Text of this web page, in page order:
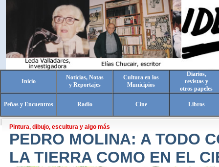
Inicio
Noticias, Notas
y Reportajes
Cultura en los
Municipios
Diarios,
revistas y
otros papeles
Peñas y Encuentros Radio Cine Libros
Pintura, dibujo, escultura y algo más
PEDRO MOLINA: A TODO
LA TIERRA COMO EN EL